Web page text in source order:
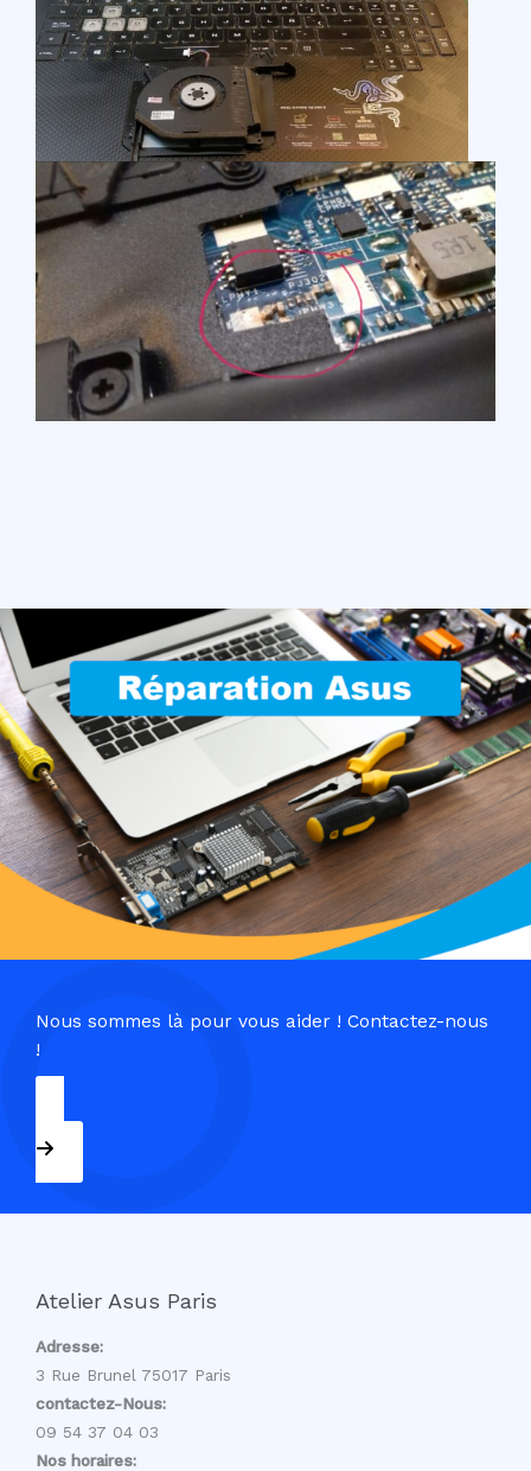
Nous sommes là pour vous aider ! Contactez-nous
!
09 54 37 04 03
Atelier Asus Paris
Adresse:
3 Rue Brunel 75017 Paris
contactez-Nous:
09 54 37 04 03
Nos horaires: